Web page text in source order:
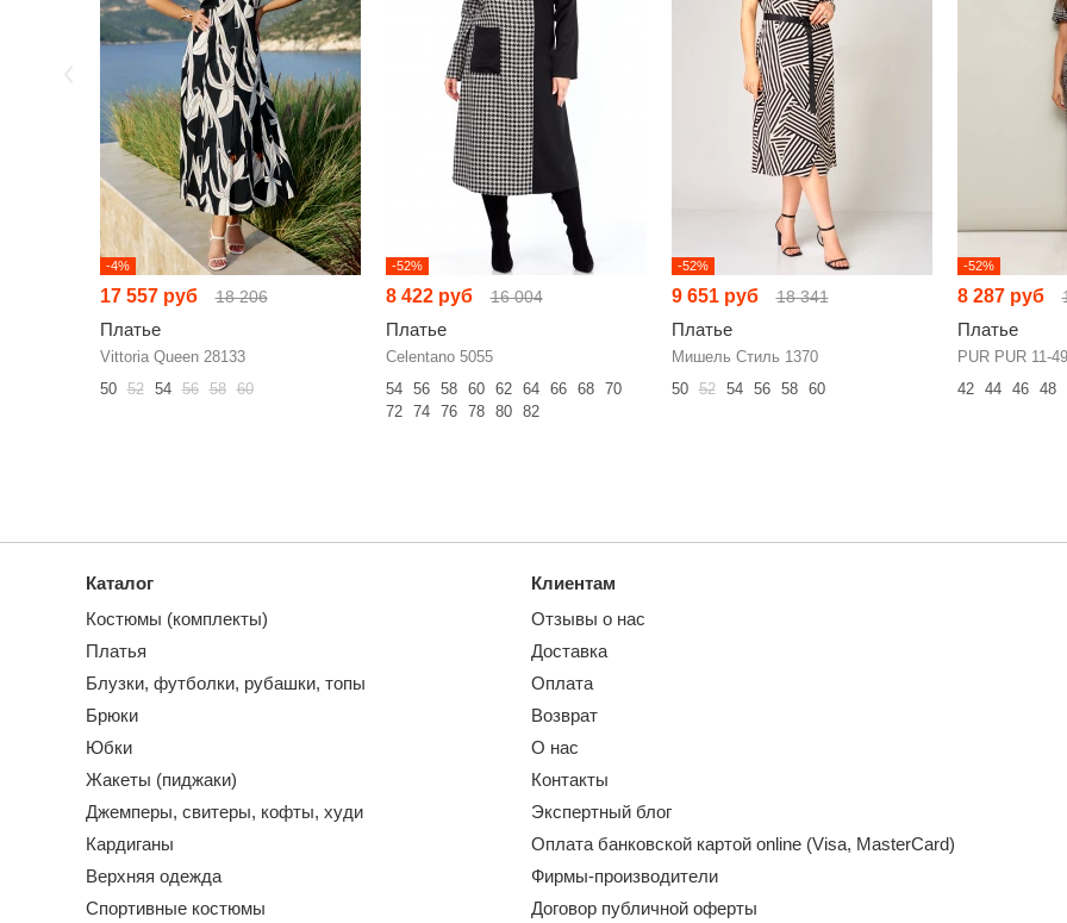
-4%
17 557 руб 18 206
Платье
Vittoria Queen 28133
50 52 54 56 58 60
-52%
8 422 руб 16 004
Платье
Celentano 5055
54
56 58 60 62 64 66 68
70
72
74 76 78 80 82
-52%
9 651 руб 18 341
Платье
Мишель Стиль 1370
50 52 54 56 58 60
-52%
8 287 руб
Платье
PUR PUR 11-
42
44 46 48
Каталог
Костюмы (комплекты)
Платья
Блузки, футболки, рубашки, топы
Брюки
Юбки
Жакеты (пиджаки)
Джемперы, свитеры, кофты, худи
Кардиганы
Верхняя одежда
Спортивные костюмы
Клиентам
Отзывы о нас
Доставка
Оплата
Возврат
О нас
Контакты
Экспертный блог
Оплата банковской картой online (Visa, MasterCard)
Фирмы-производители
Договор публичной оферты